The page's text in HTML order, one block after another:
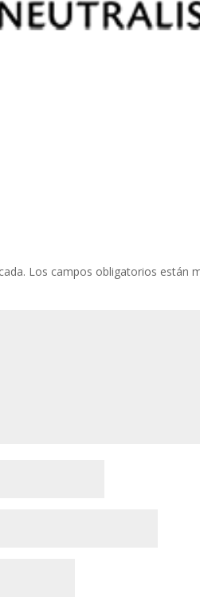
Los campos obligatorios están